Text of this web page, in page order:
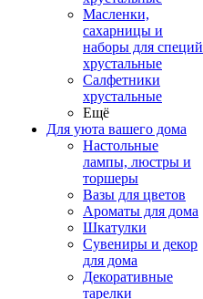
Масленки,
сахарницы и
наборы для специй
хрустальные
Салфетники
хрустальные
Ещё
Для уюта вашего дома
Настольные
лампы, люстры и
торшеры
Вазы для цветов
Ароматы для дома
Шкатулки
Сувениры и декор
для дома
Декоративные
тарелки